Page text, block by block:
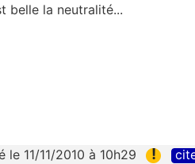
belle la neutralité...
le 11/11/2010 à 10h29 !